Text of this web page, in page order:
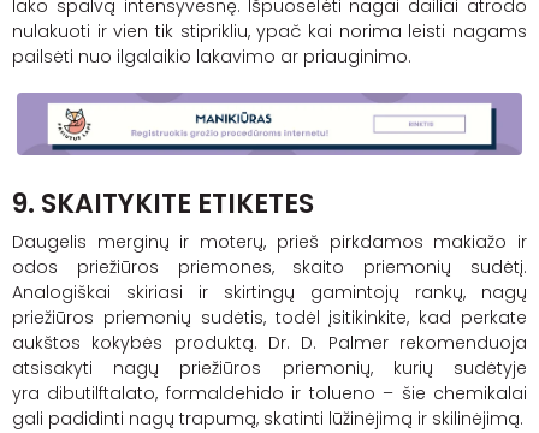
lako spalvą intensyvesnę. Išpuoselėti nagai dailiai atrodo
nulakuoti ir vien tik stiprikliu, ypač kai norima leisti nagams
pailsėti nuo ilgalaikio lakavimo ar priauginimo.
9. SKAITYKITE ETIKETES
Daugelis merginų ir moterų, prieš pirkdamos makiažo ir
odos priežiūros priemones, skaito priemonių sudėtį.
Analogiškai skiriasi ir skirtingų gamintojų rankų, nagų
priežiūros priemonių sudėtis, todėl įsitikinkite, kad perkate
aukštos kokybės produktą. Dr. D. Palmer rekomenduoja
atsisakyti nagų priežiūros priemonių, kurių sudėtyje
yra dibutilftalato, formaldehido ir tolueno – šie chemikalai
gali padidinti nagų trapumą, skatinti lūžinėjimą ir skilinėjimą.